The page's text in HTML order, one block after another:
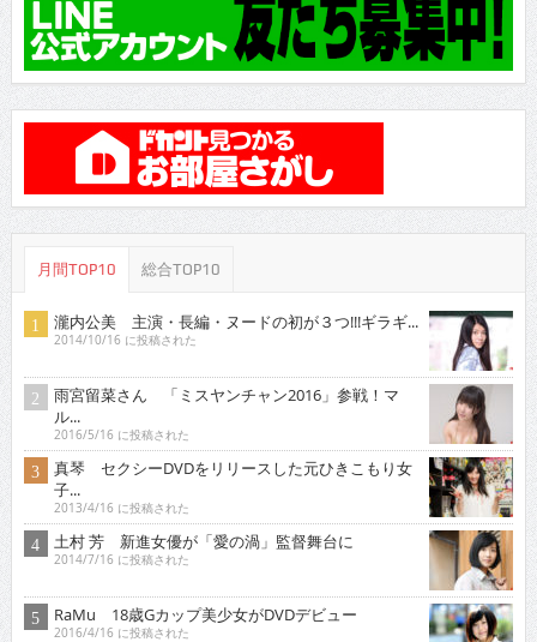
月間TOP10 総合TOP10
瀧内公美 主演・長編・ヌードの初が３つ!!!ギラギ...
2014/10/16 に投稿された
雨宮留菜さん 「ミスヤンチャン2016」参戦！マ
ル...
2016/5/16 に投稿された
真琴 セクシーDVDをリリースした元ひきこもり女
子...
2013/4/16 に投稿された
土村 芳 新進女優が「愛の渦」監督舞台に
2014/7/16 に投稿された
RaMu 18歳Gカップ美少女がDVDデビュー
2016/4/16 に投稿された